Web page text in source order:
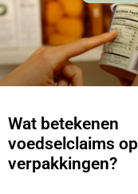
Wat betekenen
voedselclaims op
verpakkingen?